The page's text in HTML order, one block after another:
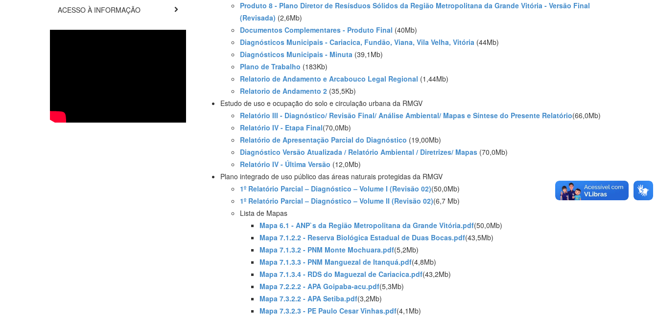
ACESSO À INFORMAÇÃO
Produto 8 - Plano Diretor de Resísduos Sólidos da Região Metropolitana da Grande Vitória - Versão Final
(Revisada) (2,6Mb)
Documentos Complementares - Produto Final (40Mb)
Diagnósticos Municipais - Cariacica, Fundão, Viana, Vila Velha, Vitória(44Mb)
Diagnósticos Municipais - Minuta(39,1Mb)
Plano de Trabalho (183Kb)
Relatorio de Andamento e Arcabouco Legal Regional (1,44Mb)
Relatorio de Andamento 2(35,5Kb)
Estudo de uso e ocupação do solo e circulação urbana da RMGV
Relatório III - Diagnóstico/ Revisão Final/ Análise Ambiental/ Mapas e Síntese do Presente Relatório(66,0Mb)
Relatório IV - Etapa Final(70,0Mb)
Relatório de Apresentação Parcial do Diagnóstico (19,00Mb)
Diagnóstico Versão Atualizada / Relatório Ambiental / Diretrizes/ Mapas(70,0Mb)
Relatório IV - Última Versão (12,0Mb)
Plano integrado de uso público das áreas naturais protegidas da RMGV
1º Relatório Parcial – Diagnóstico – Volume I (Revisão 02)(50,0Mb)
1º Relatório Parcial – Diagnóstico – Volume II (Revisão 02)(6,7 Mb)
Lista de Mapas
Mapa 6.1 - ANP`s da Região Metropolitana da Grande Vitória.pdf(50,0Mb)
Mapa 7.1.2.2 - Reserva Biológica Estadual de Duas Bocas.pdf(43,5Mb)
Mapa 7.1.3.2 - PNM Monte Mochuara.pdf(5,2Mb)
Mapa 7.1.3.3 - PNM Manguezal de Itanquá.pdf(4,8Mb)
Mapa 7.1.3.4 - RDS do Maguezal de Cariacica.pdf(43,2Mb)
Mapa 7.2.2.2 - APA Goipaba-acu.pdf(5,3Mb)
Mapa 7.3.2.2 - APA Setiba.pdf(3,2Mb)
Mapa 7.3.2.3 - PE Paulo Cesar Vinhas.pdf(4,1Mb)